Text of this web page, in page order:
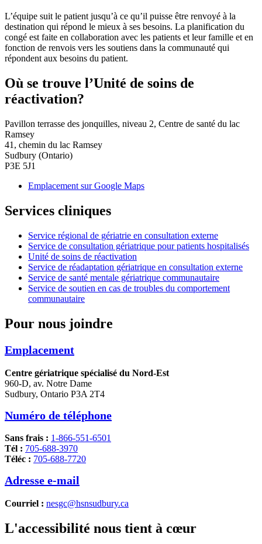
L’équipe suit le patient jusqu’à ce qu’il puisse être renvoyé à la
destination qui répond le mieux à ses besoins. La planification du
congé est faite en collaboration avec les patients et leur famille et en
fonction de renvois vers les soutiens dans la communauté qui
répondent aux besoins du patient.
Où se trouve l’Unité de soins de
réactivation?
Pavillon terrasse des jonquilles, niveau 2, Centre de santé du lac
Ramsey
41, chemin du lac Ramsey
Sudbury (Ontario)
P3E 5J1
Emplacement sur Google Maps
Services cliniques
Service régional de gériatrie en consultation externe
Service de consultation gériatrique pour patients hospitalisés
Unité de soins de réactivation
Service de réadaptation gériatrique en consultation externe
Service de santé mentale gériatrique communautaire
Service de soutien en cas de troubles du comportement
communautaire
Pour nous joindre
Emplacement
Centre gériatrique spécialisé du Nord-Est
960-D, av. Notre Dame
Sudbury, Ontario P3A 2T4
Numéro de téléphone
Sans frais : 1-866-551-6501
Tél : 705-688-3970
Téléc : 705-688-7720
Adresse e-mail
Courriel : nesgc@hsnsudbury.ca
L'accessibilité nous tient à cœur